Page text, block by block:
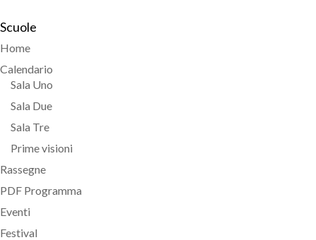
Scuole
Home
Calendario
Sala Uno
Sala Due
Sala Tre
Prime visioni
Rassegne
PDF Programma
Eventi
Festival